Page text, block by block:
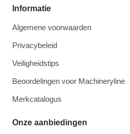
Informatie
Algemene voorwaarden
Privacybeleid
Veiligheidstips
Beoordelingen voor Machineryline
Merkcatalogus
Onze aanbiedingen